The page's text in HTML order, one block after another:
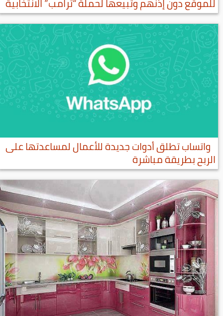
واتساب تطلق أدوات جديدة للأعمال لمساعدتها على
الربح بطريقة مباشرة